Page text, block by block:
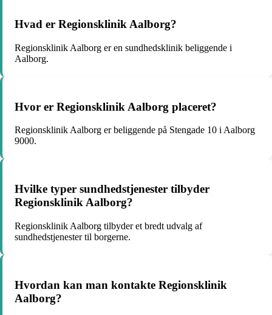
Hvad er Regionsklinik Aalborg?
Regionsklinik Aalborg er en sundhedsklinik beliggende i
Aalborg.
Hvor er Regionsklinik Aalborg placeret?
Regionsklinik Aalborg er beliggende på Stengade 10 i Aalborg
9000.
Hvilke typer sundhedstjenester tilbyder
Regionsklinik Aalborg?
Regionsklinik Aalborg tilbyder et bredt udvalg af
sundhedstjenester til borgerne.
Hvordan kan man kontakte Regionsklinik
Aalborg?